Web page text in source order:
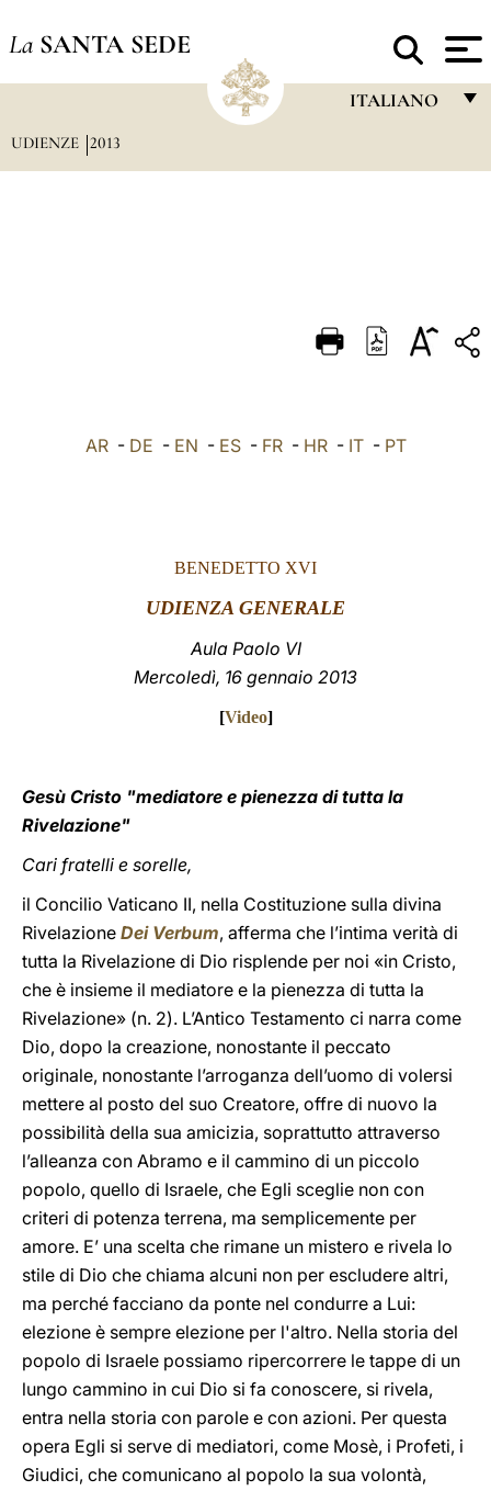
La SANTA SEDE
ITALIANO
DEUTSCH
العربيّة
UDIENZE 2013
AR- DE - EN - ES- FR- HR- IT- PT
BENEDETTO XVI
UDIENZA GENERALE
Aula Paolo VI
Mercoledì, 16 gennaio 2013
[Video]
Gesù Cristo "mediatore e pienezza di tutta la
Rivelazione"
Cari fratelli e sorelle,
il Concilio Vaticano II, nella Costituzione sulla divina
Rivelazione Dei Verbum, afferma che l’intima verità di
tutta la Rivelazione di Dio risplende per noi «in Cristo,
che è insieme il mediatore e la pienezza di tutta la
Rivelazione» (n. 2). L’Antico Testamento ci narra come
Dio, dopo la creazione, nonostante il peccato
originale, nonostante l’arroganza dell’uomo di volersi
mettere al posto del suo Creatore, offre di nuovo la
possibilità della sua amicizia, soprattutto attraverso
l’alleanza con Abramo e il cammino di un piccolo
popolo, quello di Israele, che Egli sceglie non con
criteri di potenza terrena, ma semplicemente per
amore. E’ una scelta che rimane un mistero e rivela lo
stile di Dio che chiama alcuni non per escludere altri,
ma perché facciano da ponte nel condurre a Lui:
elezione è sempre elezione per l'altro. Nella storia del
popolo di Israele possiamo ripercorrere le tappe di un
lungo cammino in cui Dio si fa conoscere, si rivela,
entra nella storia con parole e con azioni. Per questa
opera Egli si serve di mediatori, come Mosè, i Profeti, i
Giudici, che comunicano al popolo la sua volontà,